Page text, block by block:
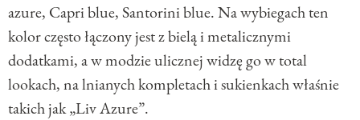
azure, Capri blue, Santorini blue. Na wybiegach ten
kolor często łączony jest z bielą i metalicznymi
dodatkami, a w modzie ulicznej widzę go w total
lookach, na lnianych kompletach i sukienkach właśnie
takich jak „Liv Azure”.